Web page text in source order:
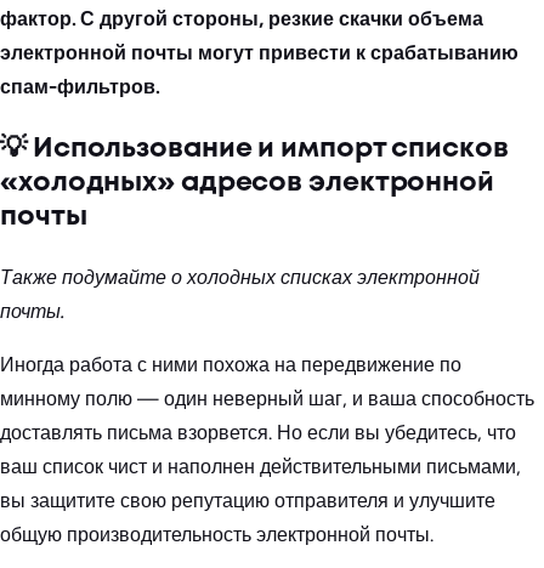
фактор. С другой стороны, резкие скачки объема
электронной почты могут привести к срабатыванию
спам-фильтров.
💡 Использование и импорт списков
«холодных» адресов электронной
почты
Также подумайте о холодных списках электронной
почты.
Иногда работа с ними похожа на передвижение по
минному полю — один неверный шаг, и ваша способность
доставлять письма взорвется. Но если вы убедитесь, что
ваш список чист и наполнен действительными письмами,
вы защитите свою репутацию отправителя и улучшите
общую производительность электронной почты.